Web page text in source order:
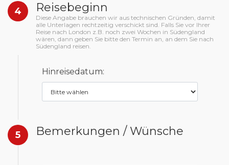
4 Reisebeginn
Diese Angabe brauchen wir aus technischen Gründen, damit
alle Unterlagen rechtzeitig verschickt sind. Falls Sie vor Ihrer
Reise nach London z.B. noch zwei Wochen in Südengland
wären, dann geben Sie bitte den Termin an, an dem Sie nach
Südengland reisen.
Hinreisedatum:
5 Bemerkungen / Wünsche